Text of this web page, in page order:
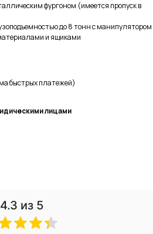
фургоном (имеется пропуск в
до 8 тонн с манипулятором
и ящиками
быстрых платежей)
лицами
4.3 из 5